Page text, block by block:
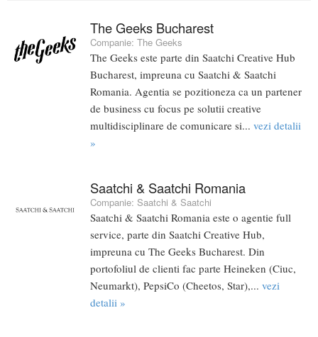
The Geeks Bucharest
Companie: The Geeks
The Geeks este parte din Saatchi Creative Hub
Bucharest, impreuna cu Saatchi & Saatchi
Romania. Agentia se pozitioneza ca un partener
de business cu focus pe solutii creative
multidisciplinare de comunicare si... vezi detalii
»
Saatchi & Saatchi Romania
Companie: Saatchi & Saatchi
Saatchi & Saatchi Romania este o agentie full
service, parte din Saatchi Creative Hub,
impreuna cu The Geeks Bucharest. Din
portofoliul de clienti fac parte Heineken (Ciuc,
Neumarkt), PepsiCo (Cheetos, Star),... vezi
detalii »